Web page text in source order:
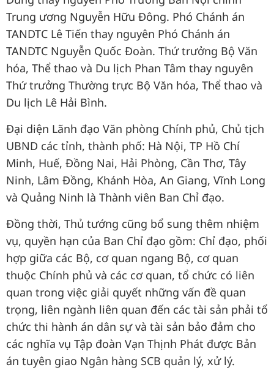
Trung ương Nguyễn Hữu Đông. Phó Chánh án
TANDTC Lê Tiến thay nguyên Phó Chánh án
TANDTC Nguyễn Quốc Đoàn. Thứ trưởng Bộ Văn
hóa, Thể thao và Du lịch Phan Tâm thay nguyên
Thứ trưởng Thường trực Bộ Văn hóa, Thể thao và
Du lịch Lê Hải Bình.
Đại diện Lãnh đạo Văn phòng Chính phủ, Chủ tịch
UBND các tỉnh, thành phố: Hà Nội, TP Hồ Chí
Minh, Huế, Đồng Nai, Hải Phòng, Cần Thơ, Tây
Ninh, Lâm Đồng, Khánh Hòa, An Giang, Vĩnh Long
và Quảng Ninh là Thành viên Ban Chỉ đạo.
Đồng thời, Thủ tướng cũng bổ sung thêm nhiệm
vụ, quyền hạn của Ban Chỉ đạo gồm: Chỉ đạo, phối
hợp giữa các Bộ, cơ quan ngang Bộ, cơ quan
thuộc Chính phủ và các cơ quan, tổ chức có liên
quan trong việc giải quyết những vấn đề quan
trọng, liên ngành liên quan đến các tài sản phải tổ
chức thi hành án dân sự và tài sản bảo đảm cho
các nghĩa vụ Tập đoàn Vạn Thịnh Phát được Bản
án tuyên giao Ngân hàng SCB quản lý, xử lý.